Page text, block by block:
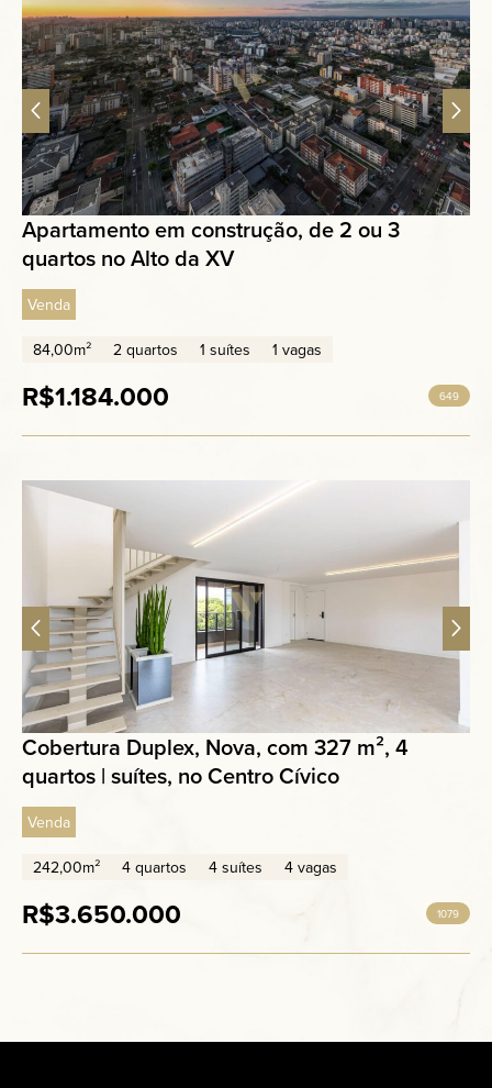
Apartamento em construção, de 2 ou 3
quartos no Alto da XV
Venda
84,00m² 2 quartos 1 suítes 1 vagas
R$1.184.000 649
Cobertura Duplex, Nova, com 327 m², 4
quartos | suítes, no Centro Cívico
Venda
242,00m² 4 quartos 4 suítes 4 vagas
R$3.650.000 1079